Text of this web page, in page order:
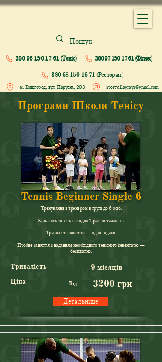
380 96 150 17 61 (Теніс)
sportvillagrays@gmail.com
380 97 150 17 61 (Фітнес)
м. Вишгород, вул. Парусна, 203
380 68 150 16 71 (Ресторан)
Програми Школи Тенісу
Tennis Beginner Single 6
Тренування з тренером в групі до 6 осіб.
Кількість занять складає 1 раз на тиждень.
Тривалість заняття — одна година.
Пробне заняття з наданням необхідного тенісного інвентарю —
безплатно.
Тривалість
Ціна
9 місяців
Від 3200 грн
Детальніше